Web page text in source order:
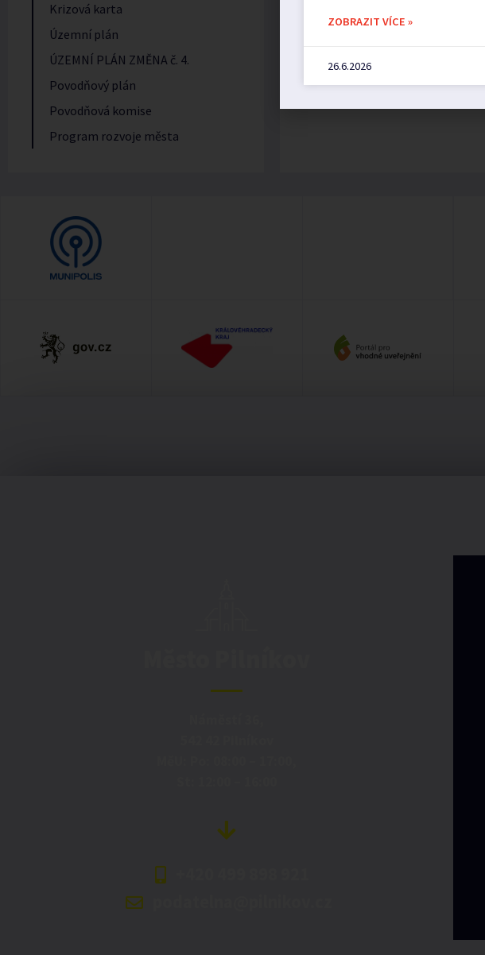
Krizová karta
Územní plán
ÚZEMNÍ PLÁN ZMĚNA č. 4.
Povodňový plán
Povodňová komise
Program rozvoje města
ZOBRAZIT VÍCE »
26.6.2026